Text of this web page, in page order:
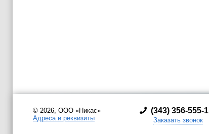
© 2026, ООО «Никас»
Адреса и реквизиты
(343) 356-555-1
Заказать звонок